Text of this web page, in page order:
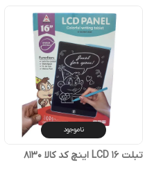
ناموجود
تبلت LCD 16 اینچ کد کالا ۸۱۳۰